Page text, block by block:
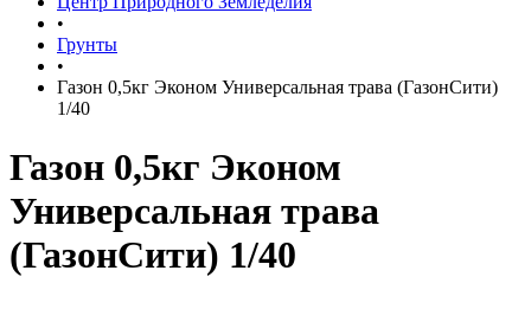
•
Грунты
•
Газон 0,5кг Эконом Универсальная трава (ГазонСити)
1/40
Газон 0,5кг Эконом
Универсальная трава
(ГазонСити) 1/40